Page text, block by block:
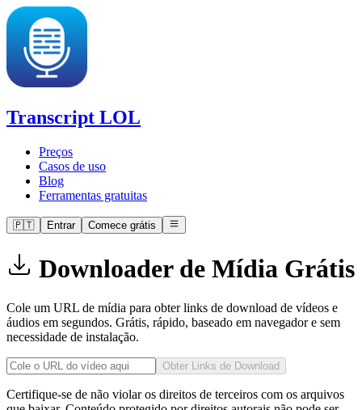
Transcript LOL
Preços
Casos de uso
Blog
Ferramentas gratuitas
🇵🇹 Entrar Comece grátis
Downloader de Mídia Grátis
Cole um URL de mídia para obter links de download de vídeos e
áudios em segundos. Grátis, rápido, baseado em navegador e sem
necessidade de instalação.
Obter Links de Download
Certifique-se de não violar os direitos de terceiros com os arquivos